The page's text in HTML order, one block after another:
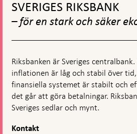
toppnavigation
SVERIGES RIKSBANK
– för en stark och säker
Riksbanken är Sveriges
inflationen är låg och stabil över
finansiella systemet är stabilt och
det går att göra betalningar.
Sveriges sedlar och mynt.
Kontakt